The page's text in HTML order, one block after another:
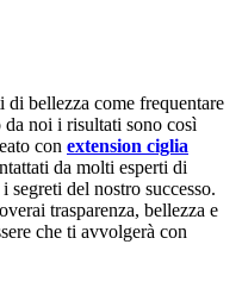
di bellezza come frequentare
noi i risultati sono così
con extension ciglia
da molti esperti di
segreti del nostro successo.
trasparenza, bellezza e
che ti avvolgerà con